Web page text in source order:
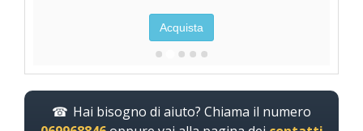
Acquista
Hai bisogno di aiuto? Chiama il numero